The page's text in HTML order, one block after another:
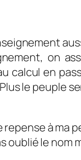
on
calcul en
le peuple
repense à ma
oublié le nom